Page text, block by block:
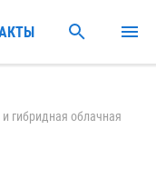
гибридная облачная